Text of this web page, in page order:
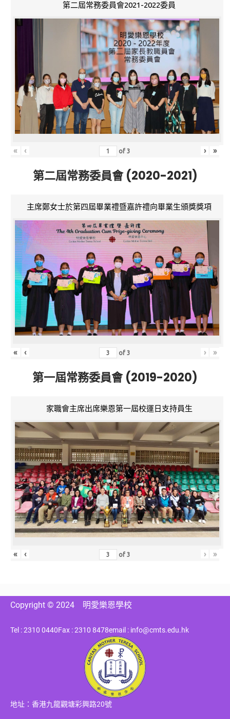
第二屆常務委員會2021-2022委員
« ‹ of3 › »
第二屆常務委員會 (2020-2021)
主席鄭女士於第四屆畢業禮暨嘉許禮向畢業生頒獎獎項
« ‹ of3 › »
第一屆常務委員會 (2019-2020)
家職會主席出席樂恩第一屆校運日支持員生
« ‹ of3 › »
Copyright © 2024 明愛樂恩學校
Tel : 2310 0440Fax : 2310 8478email : info@cmts.edu.hk
地址：香港九龍觀塘彩興路20號